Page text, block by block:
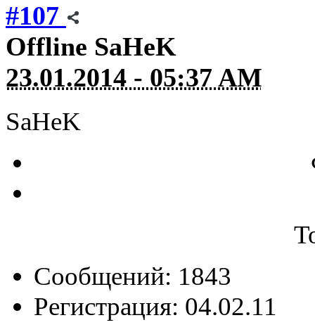
#107
Offline SaHeK
23.01.2014 - 05:37 AM
SaHeK
Сообщений: 1843
Регистрация: 04.02.11